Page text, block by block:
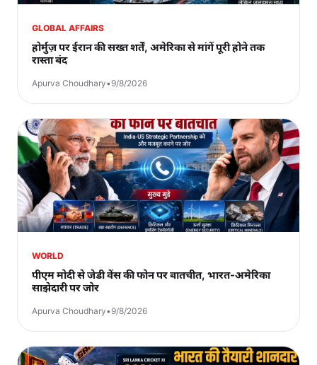
GLOBAL AFFAIRS
होर्मुज़ पर ईरान की सख्त शर्तें, अमेरिका से मांगें पूरी होने तक
रास्ता बंद
Apurva Choudhary•9/8/2026
WORLD
पीएम मोदी से जेडी वेंस की फोन पर बातचीत, भारत-अमेरिका
साझेदारी पर जोर
Apurva Choudhary•9/8/2026